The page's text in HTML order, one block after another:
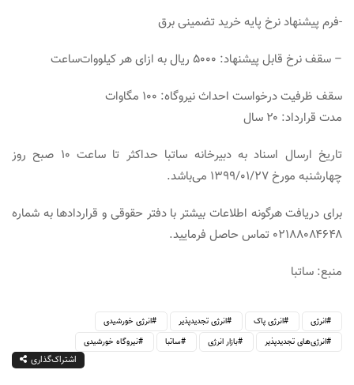
-فرم پیشنهاد نرخ پایه خرید تضمینی برق
– سقف نرخ قابل پیشنهاد: ۵۰۰۰ ریال به ازای هر کیلووات‌ساعت
سقف ظرفیت درخواست احداث نیروگاه: ۱۰۰ مگاوات
مدت قرارداد: ۲۰ سال
تاریخ ارسال اسناد به دبیرخانه ساتبا حداکثر تا ساعت ۱۰ صبح روز
چهارشنبه مورخ ۱۳۹۹/۰۱/۲۷ می‌باشد.
برای دریافت هرگونه اطلاعات بیشتر با دفتر حقوقی و قراردادها به شماره
۰۲۱۸۸۰۸۴۶۴۸ تماس حاصل فرمایید.
منبع: ساتبا
انرژی انرژی پاک انرژی تجدیدپذیر
انرژی خورشیدی
انرژی‌های تجدیدپذیر
بازار انرژی ساتبا نیروگاه خورشیدی
اشتراک‌گذاری